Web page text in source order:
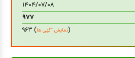
۱۴۰۴/۰۷/۰۸
۹۷۷
(نمایش آگهی ها) ۹۶۳